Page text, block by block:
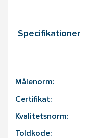
Specifikationer
Målenorm:
Certifikat:
Kvalitetsnorm:
Toldkode: